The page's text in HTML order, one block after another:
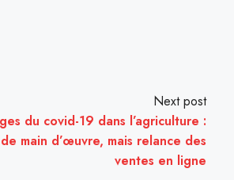
Next post
du covid-19 dans l’agriculture :
main d’œuvre, mais relance des
ventes en ligne